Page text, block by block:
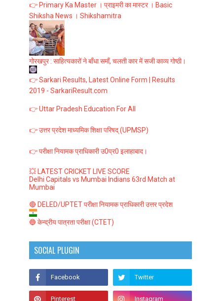
👉 Primary Ka Master । प्राइमरी का मास्टर । Basic
Shiksha News । Shikshamitra
गोरखपुर : साहित्यकारों ने बाँधा समाँ, चलती कार में सजी काव्य गोष्ठी।
👉 Sarkari Results, Latest Online Form | Results
2019 - SarkariResult.com
👉 Uttar Pradesh Education For All
👉 उत्तर प्रदेश माध्यमिक शिक्षा परिषद् (UPMSP)
👉 परीक्षा नियामक प्राधिकारी उ0प्र0 इलाहाबाद।
💥 LATEST CRICKET LIVE SCORE
Delhi Capitals vs Mumbai Indians 63rd Match at
Mumbai
🔴 DELED/UPTET परीक्षा नियामक प्राधिकारी उत्तर प्रदेश
🔵 केन्द्रीय पात्रता परीक्षा (CTET)
SOCIAL PLUGIN